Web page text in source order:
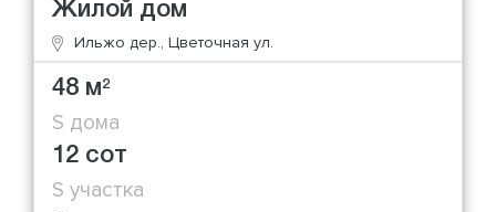
Жилой дом
Ильжо дер., Цветочная ул.
48 м2
S дома
12 сот
S участка